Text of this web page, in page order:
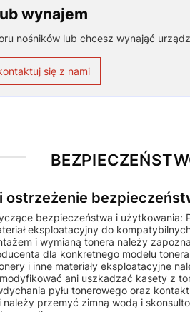
wynajem
nośników lub chcesz wynająć
się z nami
ostrzeżenie
bezpieczeństwa i użytkowania:
eksploatacyjny do
i wymianą tonera należy
dla konkretnego modelu
i inne materiały eksploatacyjne
ani uszkadzać kasety z
pyłu tonerowego oraz
należy przemyć zimną wodą i